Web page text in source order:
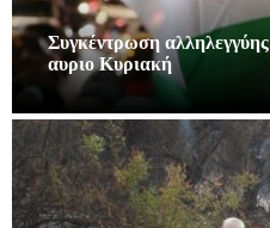
Συγκέντρωση
αυριο Κυριακή